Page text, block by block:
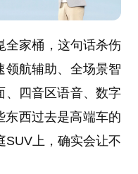
全家桶，这句话杀伤
领航辅助、全场景智
、四音区语音、数字
西过去是高端车的
SUV上，确实会让不